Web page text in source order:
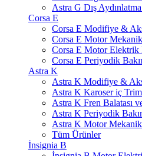
Astra G Dış
Corsa E
Corsa E Modifiye &
Corsa E Motor Mekanik
Corsa E Motor Elektrik
Corsa E Periyodik
Astra K
Astra K Modifiye &
Astra K Karoser iç
Astra K Fren Balatası
Astra K Periyodik
Astra K Motor Mekanik
Tüm Ürünler
İnsignia B